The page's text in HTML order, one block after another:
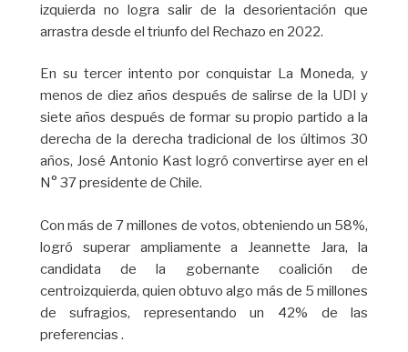
izquierda no logra salir de la desorientación que
arrastra desde el triunfo del Rechazo en 2022.
En su tercer intento por conquistar La Moneda, y
menos de diez años después de salirse de la UDI y
siete años después de formar su propio partido a la
derecha de la derecha tradicional de los últimos 30
años, José Antonio Kast logró convertirse ayer en el
N° 37 presidente de Chile.
Con más de 7 millones de votos, obteniendo un 58%,
logró superar ampliamente a Jeannette Jara, la
candidata de la gobernante coalición de
centroizquierda, quien obtuvo algo más de 5 millones
de sufragios, representando un 42% de las
preferencias .